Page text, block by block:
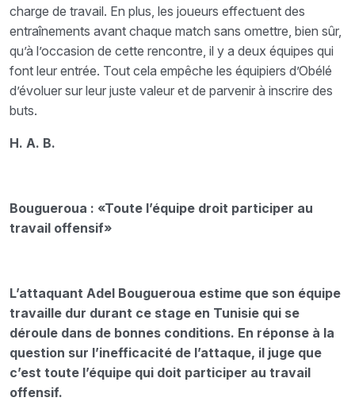
charge de travail. En plus, les joueurs effectuent des
entraînements avant chaque match sans omettre, bien sûr,
qu’à l’occasion de cette rencontre, il y a deux équipes qui
font leur entrée. Tout cela empêche les équipiers d’Obélé
d’évoluer sur leur juste valeur et de parvenir à inscrire des
buts.
H. A. B.
Bougueroua : «Toute l’équipe droit participer au
travail offensif»
L’attaquant Adel Bougueroua estime que son équipe
travaille dur durant ce stage en Tunisie qui se
déroule dans de bonnes conditions. En réponse à la
question sur l’inefficacité de l’attaque, il juge que
c’est toute l’équipe qui doit participer au travail
offensif.